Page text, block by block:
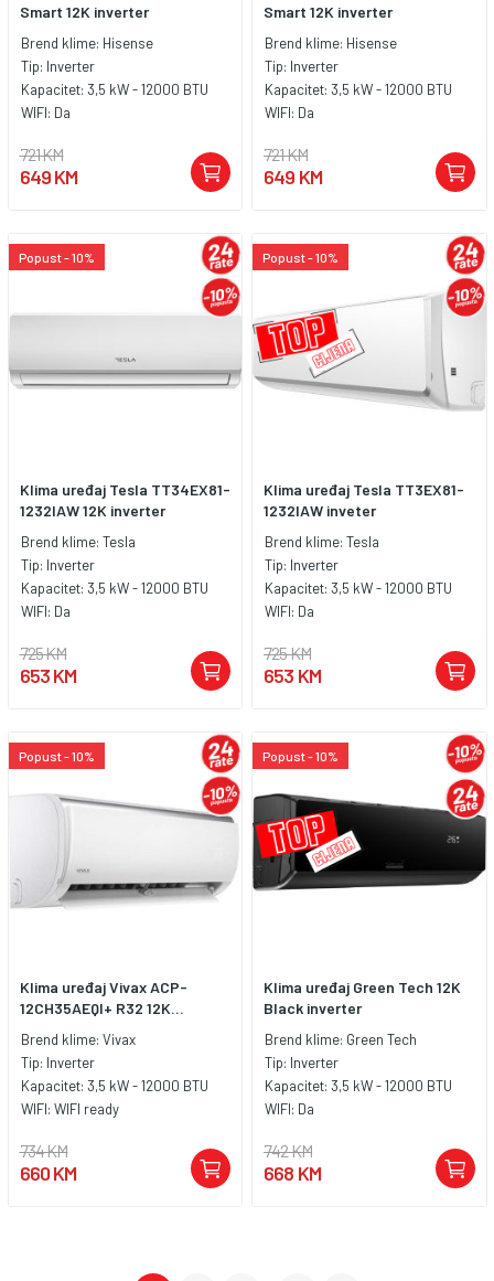
Smart 12K inverter
Brend klime: Hisense
Tip: Inverter
Kapacitet: 3,5 kW - 12000 BTU
WIFI: Da
721 KM
649 KM
Smart 12K inverter
Brend klime: Hisense
Tip: Inverter
Kapacitet: 3,5 kW - 12000 BTU
WIFI: Da
721 KM
649 KM
Popust - 10%
Klima uređaj Tesla TT34EX81-
1232IAW 12K inverter
Brend klime: Tesla
Tip: Inverter
Kapacitet: 3,5 kW - 12000 BTU
WIFI: Da
725 KM
653 KM
Popust - 10%
Klima uređaj Tesla TT3EX81-
1232IAW inveter
Brend klime: Tesla
Tip: Inverter
Kapacitet: 3,5 kW - 12000 BTU
WIFI: Da
725 KM
653 KM
Popust - 10%
Klima uređaj Vivax ACP-
12CH35AEQI+ R32 12K...
Brend klime: Vivax
Tip: Inverter
Kapacitet: 3,5 kW - 12000 BTU
WIFI: WIFI ready
734 KM
660 KM
Popust - 10%
Klima uređaj Green Tech 12K
Black inverter
Brend klime: Green Tech
Tip: Inverter
Kapacitet: 3,5 kW - 12000 BTU
WIFI: Da
742 KM
668 KM